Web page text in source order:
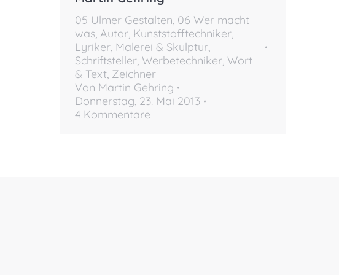
05 Ulmer Gestalten, 06 Wer macht
was, Autor, Kunststofftechniker,
Lyriker, Malerei & Skulptur,
Schriftsteller, Werbetechniker, Wort
& Text, Zeichner
Von Martin Gehring
Donnerstag, 23. Mai 2013
4 Kommentare